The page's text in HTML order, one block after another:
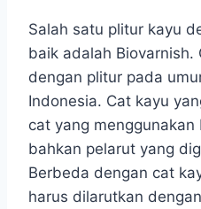
Salah satu plitur kayu
baik adalah
dengan plitur pada
Indonesia. Cat kayu
cat yang
bahkan pelarut yang
Berbeda dengan cat
harus dilarutkan